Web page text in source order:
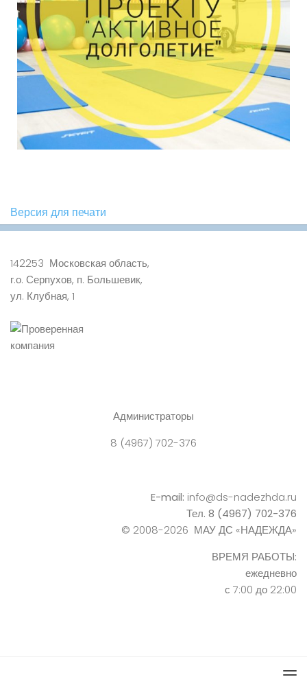
Версия для печати
142253 Московская область,
г.о. Серпухов, п. Большевик,
ул. Клубная, 1
Администраторы
8 (4967) 702-376
E-mail: info@ds-nadezhda.ru
Тел. 8 (4967) 702-376
© 2008-2026 МАУ ДС «НАДЕЖДА»
ВРЕМЯ РАБОТЫ:
ежедневно
с 7:00 до 22:00